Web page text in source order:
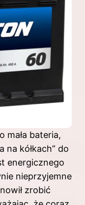
mała bateria,
na kółkach” do
energicznego
nieprzyjemne
zrobić